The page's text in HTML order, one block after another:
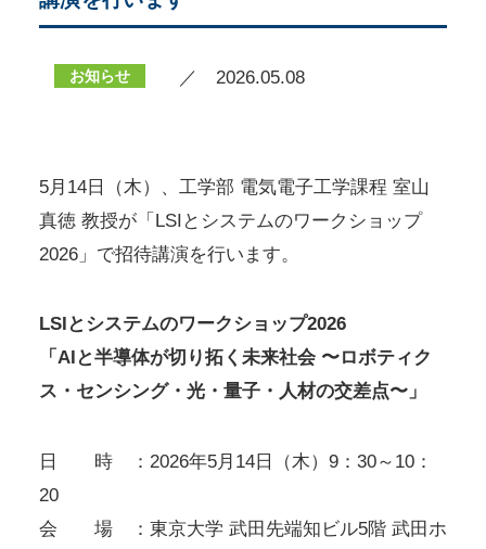
お知らせ ／ 2026.05.08
5月14日（木）、工学部 電気電子工学課程 室山
真徳 教授が「LSIとシステムのワークショップ
2026」で招待講演を行います。
LSIとシステムのワークショップ2026
「AIと半導体が切り拓く未来社会 〜ロボティク
ス・センシング・光・量子・人材の交差点〜」
日 時 ：2026年5月14日（木）9：30～10：
20
会 場 ：東京大学 武田先端知ビル5階 武田ホ